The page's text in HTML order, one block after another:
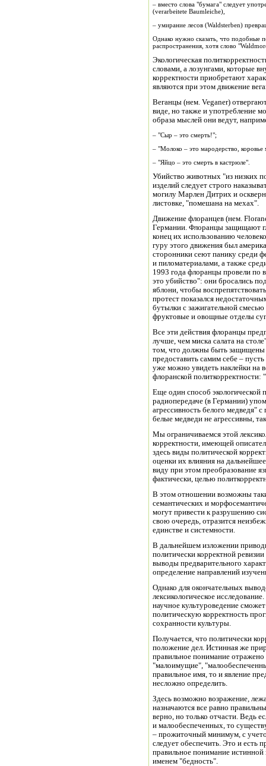
– вместо слова "бумага" следует
(verarbeitete Baumleiche),
– умирание лесов (Waldsterben)
Однако нужно сказать, что подобные
распространения, хотя слово
Экологическая
словами, а лозунгами, которые
корректности приобретают
являются при этом движение
Веганцы (нем. Veganer)
виде, но также и употребление
образа мыслей они ведут,
– "Сыр – это смерть!";
– "Молоко – это мародерство, коровье
– "Яйцо – это смерть в кастрюле".
Убийство животных "из низких
изделий следует строго
могилу Марлен Дитрих и
листовке, "помешана на мехах".
Движение флоранцев (нем.
Германии. Флоранцы защищают
конец их использованию
гуру этого движения был
сторонники сеют панику среди
и пиломатериалами, а также
1993 года флоранцы провели по
это убийство": они бросались
яблони, чтобы
протест показался
бутылки с зажигательной
фруктовые и овощные отделы
Все эти действия флоранцы
лучше, чем миска салата на
том, что должны быть защищены
предоставить самим себе –
уже можно увидеть наклейки на
флоранской политкорректности:
Еще один способ экологической
радиопередаче (в Германии)
агрессивность белого медведя"
белые медведи не агрессивны,
Мы ограничиваемся этой
корректности, имеющей
здесь виды политической
оценки их влияния на
виду при этом преобразование
фактически, целью
В этом отношении возможны
семантических и
могут привести к разрушению
свою очередь, отразится
единстве и системности.
В дальнейшем изложении
политически корректной ревизии
выводы предварительного
определение направлений
Однако для окончательных
лексикологическое
научное культуроведение
политическую корректность
сохранности культуры.
Получается, что политически
положение дел. Истинная же
правильное понимание
"малоимущие",
правильное имя, то и явление
несложно определить.
Здесь возможно возражение,
назначаются все равно
верно, но только отчасти. Ведь
и малообеспеченных, то
– прожиточный минимум, с
следует обеспечить. Это и есть
правильное понимание
именем "бедность".